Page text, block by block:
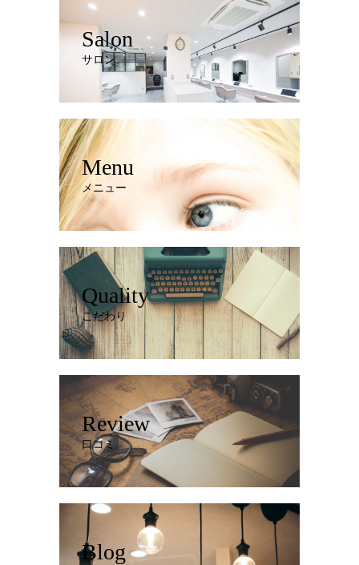
Salon
サロン
Menu
メニュー
Quality
こだわり
Review
口コミ
Blog